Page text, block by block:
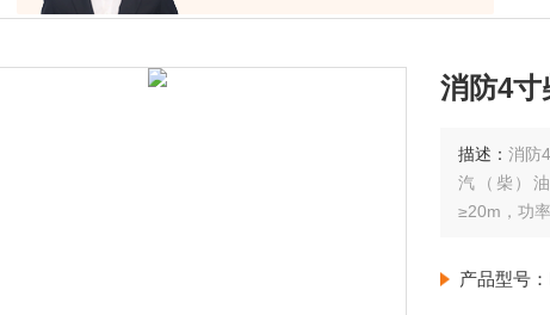
消防4寸
描述：消防
汽（柴）
≥20m，功
产品型号：